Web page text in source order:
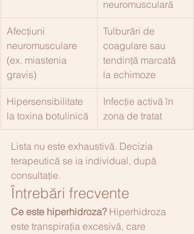
neuromusculară
Afecțiuni
neuromusculare
(ex. miastenia
gravis)
Tulburări de
coagulare sau
tendință marcată
la echimoze
Hipersensibilitate
la toxina botulinică
Infecție activă în
zona de tratat
Lista nu este exhaustivă. Decizia
terapeutică se ia individual, după
consultație.
Întrebări frecvente
Ce este hiperhidroza? Hiperhidroza
este transpirația excesivă, care